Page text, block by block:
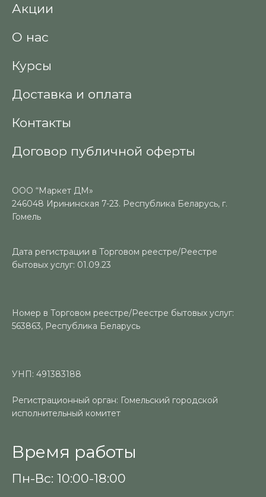
Акции
О нас
Курсы
Доставка и оплата
Контакты
Договор публичной оферты
ООО “Маркет ДМ»
246048 Ирининская 7-23. Республика Беларусь, г.
Гомель
Дата регистрации в Торговом реестре/Реестре
бытовых услуг: 01.09.23
Номер в Торговом реестре/Реестре бытовых услуг:
563863, Республика Беларусь
УНП: 491383188
Регистрационный орган: Гомельский городской
исполнительный комитет
Время работы
Пн-Вс: 10:00-18:00